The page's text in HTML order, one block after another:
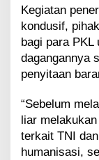
Kegiatan
kondusif,
bagi para PKL
dagangannya
penyitaan
“Sebelum
liar
terkait TNI
humanisasi,